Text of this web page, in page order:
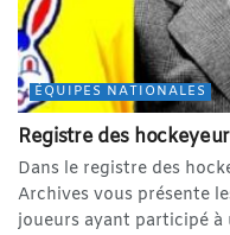
ÉQUIPES NATIONALES
Registre des
Dans le registre des
Archives vous présente
joueurs ayant participé